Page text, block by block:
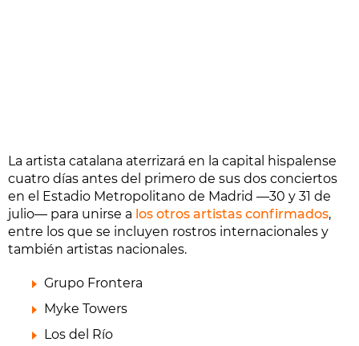
La artista catalana aterrizará en la capital hispalense
cuatro días antes del primero de sus dos conciertos
en el Estadio Metropolitano de Madrid —30 y 31 de
julio— para unirse a los otros artistas confirmados,
entre los que se incluyen rostros internacionales y
también artistas nacionales.
Grupo Frontera
Myke Towers
Los del Río